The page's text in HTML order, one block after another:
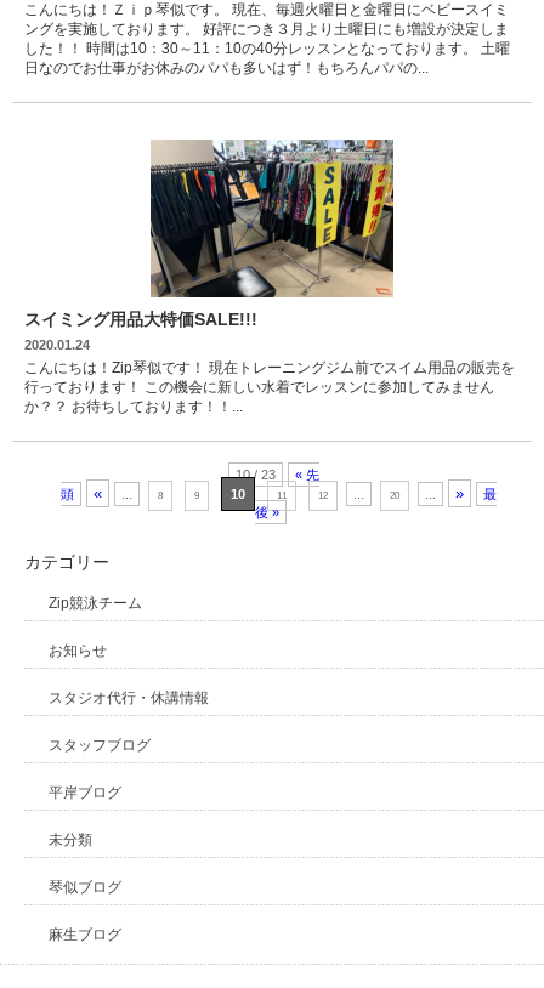
こんにちは！Ｚｉｐ琴似です。 現在、毎週火曜日と金曜日にベビースイミ
ングを実施しております。 好評につき３月より土曜日にも増設が決定しま
した！！ 時間は10：30～11：10の40分レッスンとなっております。 土曜
日なのでお仕事がお休みのパパも多いはず！もちろんパパの...
スイミング用品大特価SALE!!!
2020.01.24
こんにちは！Zip琴似です！ 現在トレーニングジム前でスイム用品の販売を
行っております！ この機会に新しい水着でレッスンに参加してみません
か？？ お待ちしております！！...
10 / 23
« 先
頭
« 8 9 10 11 12 20 »
最
後 »
カテゴリー
Zip競泳チーム
お知らせ
スタジオ代行・休講情報
スタッフブログ
平岸ブログ
未分類
琴似ブログ
麻生ブログ